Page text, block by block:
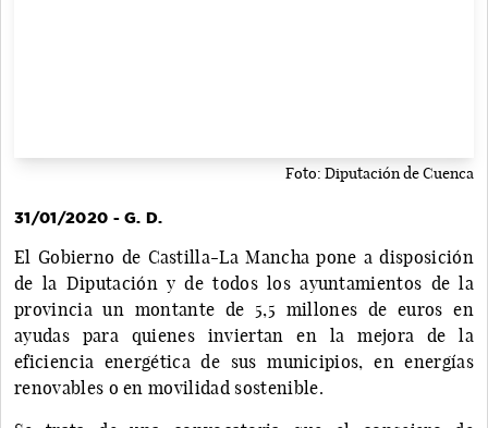
Foto: Diputación de Cuenca
31/01/2020 - G. D.
El Gobierno de Castilla-La Mancha pone a disposición
de la Diputación y de todos los ayuntamientos de la
provincia un montante de 5,5 millones de euros en
ayudas para quienes inviertan en la mejora de la
eficiencia energética de sus municipios, en energías
renovables o en movilidad sostenible.